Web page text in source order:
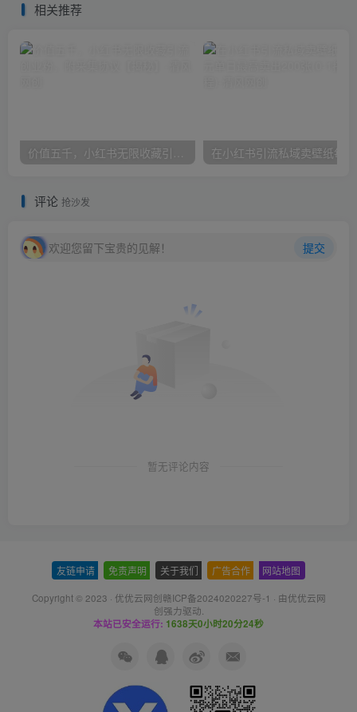
相关推荐
价值五千，小红书无限收藏引流创业粉，附采集协议【揭秘】
评论 抢沙发
欢迎您留下宝贵的见解！ 提交
暂无评论内容
友链申请 免责声明 关于我们 广告合作 网站地图
Copyright © 2023 · 优优云网创赣ICP备2024020227号-1 · 由优优云网
创强力驱动.
本站已安全运行: 1638天0小时20分25秒